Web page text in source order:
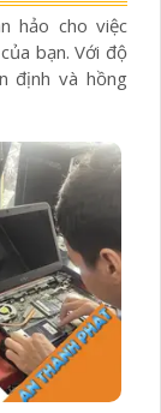
hảo cho việc
bạn. Với độ
định và hồng